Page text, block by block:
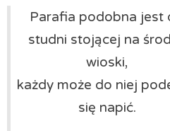
Parafia podobna jest
studni stojącej na
wioski,
każdy może do niej
się napić.